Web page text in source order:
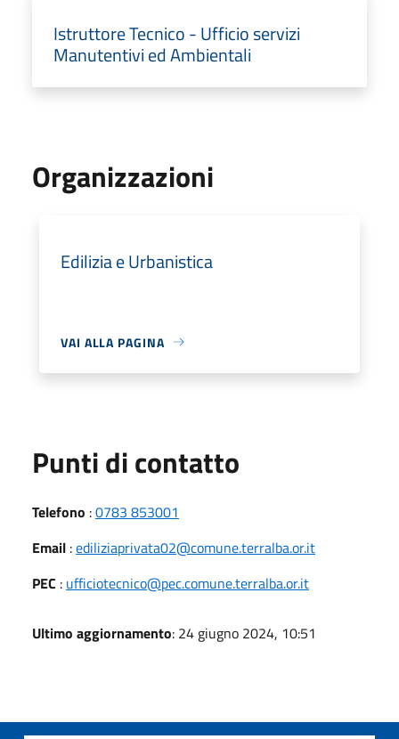
Istruttore Tecnico - Ufficio servizi
Manutentivi ed Ambientali
Organizzazioni
Edilizia e Urbanistica
VAI ALLA PAGINA
Punti di contatto
Telefono :0783 853001
Email :ediliziaprivata02@comune.terralba.or.it
PEC : ufficiotecnico@pec.comune.terralba.or.it
Ultimo aggiornamento: 24 giugno 2024, 10:51